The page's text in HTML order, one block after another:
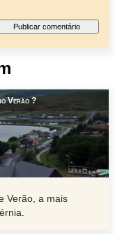
Verão ?
Verão, a mais